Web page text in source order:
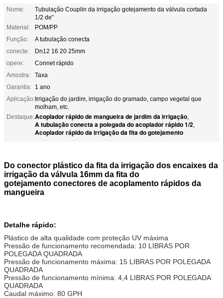
Nome:
Tubulação Couplin da irrigação gotejamento da válvula cortada
1/2 de”
Material:
POM/PP
Função:
A tubulação conecta
conecte:
Dn12 16 20 25mm
opere:
Connet rápido
Amostra:
Taxa
Garantia: 1 ano
Aplicação:Irrigação do jardim, irrigação do gramado, campo vegetal que
molham, etc.
Destaque:Acoplador rápido de mangueira de jardim da irrigação,
A tubulação conecta a polegada do acoplador rápido 1/2,
Acoplador rápido da irrigação da fita do gotejamento
Do conector plástico da fita da irrigação dos encaixes da
irrigação da válvula 16mm da fita do
gotejamento conectores de acoplamento rápidos da
mangueira
Detalhe rápido:
Plástico de alta qualidade com proteção UV máxima
Pressão de funcionamento recomendada: 10 LIBRAS POR
POLEGADA QUADRADA
Pressão de funcionamento máxima: 15 LIBRAS POR POLEGADA
QUADRADA
Pressão de funcionamento mínima: 4,4 LIBRAS POR POLEGADA
QUADRADA
Caudal máximo: 80 GPH